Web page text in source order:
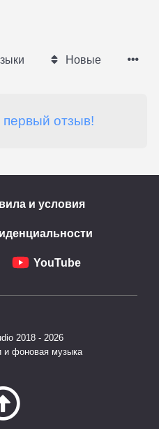
Новые
отзыв!
и условия
YouTube
2018 - 2026
и фоновая музыка